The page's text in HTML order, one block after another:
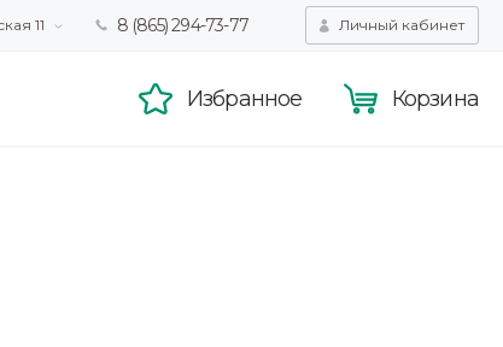
11 8 (865) 294-73-77 Личный кабинет
Избранное Корзина